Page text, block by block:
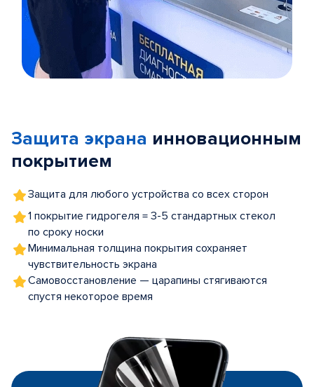
5
Защита экрана инновационным
покрытием
Защита для любого устройства со всех сторон
1 покрытие гидрогеля = 3-5 стандартных стекол
по сроку носки
Минимальная толщина покрытия сохраняет
чувствительность экрана
Самовосстановление — царапины стягиваются
спустя некоторое время